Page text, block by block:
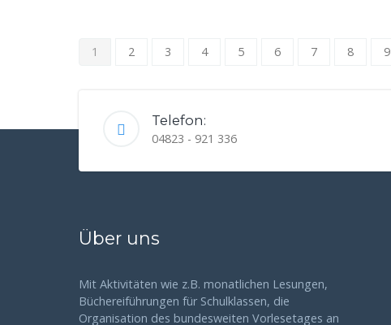
1 2 3 4 5 6 7 8 9
Telefon:
04823 - 921 336
Über uns
Mit Aktivitäten wie z.B. monatlichen Lesungen,
Büchereiführungen für Schulklassen, die
Organisation des bundesweiten Vorlesetages an